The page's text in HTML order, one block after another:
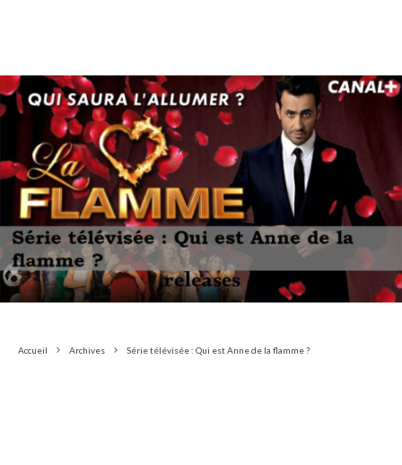
Accueil Archives Série télévisée : Qui est Anne de la flamme ?